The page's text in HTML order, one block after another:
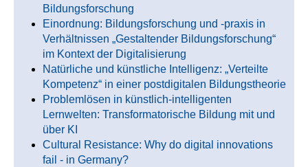
Bildungsforschung
Einordnung: Bildungsforschung und -praxis in
Verhältnissen „Gestaltender Bildungsforschung“
im Kontext der Digitalisierung
Natürliche und künstliche Intelligenz: „Verteilte
Kompetenz“ in einer postdigitalen Bildungstheorie
Problemlösen in künstlich-intelligenten
Lernwelten: Transformatorische Bildung mit und
über KI
Cultural Resistance: Why do digital innovations
fail - in Germany?